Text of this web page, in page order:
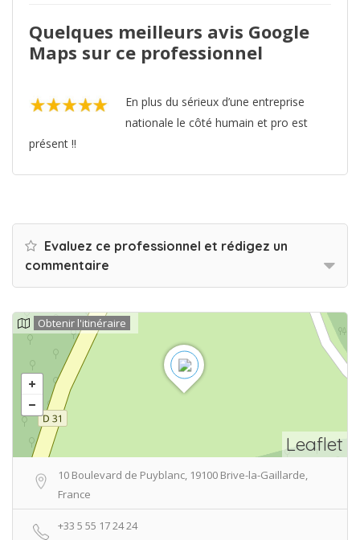
Quelques meilleurs avis Google
Maps sur ce professionnel
En plus du sérieux d’une entreprise
nationale le côté humain et pro est
présent !!
Evaluez ce professionnel et rédigez un
commentaire
Leaflet
Obtenir l'itinéraire
10 Boulevard de Puyblanc, 19100 Brive-la-Gaillarde,
France
+33 5 55 17 24 24